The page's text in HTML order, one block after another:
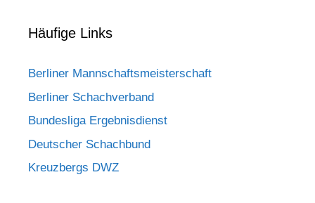
Häufige Links
Berliner Mannschaftsmeisterschaft
Berliner Schachverband
Bundesliga Ergebnisdienst
Deutscher Schachbund
Kreuzbergs DWZ